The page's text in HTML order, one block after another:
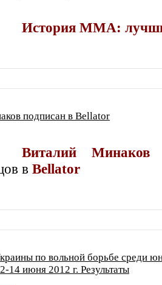
История ММА:
подписан в Bellator
Виталий Минаков
в Bellator
по вольной борьбе среди
14 июня 2012 г. Результаты